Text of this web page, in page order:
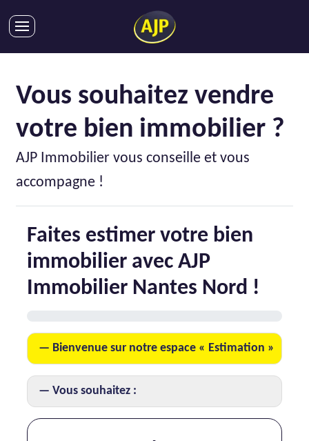
VENTES
LOCATIONS
GESTION LOCATIVE
SYNDIC
ENTREPRISES
DEVENIR FRANCHISÉ
Service Qualité Clients
Vous souhaitez vendre
votre bien immobilier ?
AJP Immobilier vous conseille et vous
accompagne !
Faites estimer votre bien
immobilier avec AJP
Immobilier Nantes Nord !
Bienvenue sur notre espace « Estimation »
Vous souhaitez :